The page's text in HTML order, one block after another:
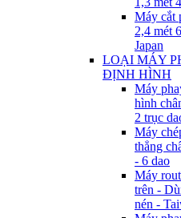
Máy cắt
2,4 mét
Japan
LOẠI MÁY
ĐỊNH HÌNH
Máy
hình
2 trục
Máy
thẳng
- 6 dao
Máy
trên -
nén -